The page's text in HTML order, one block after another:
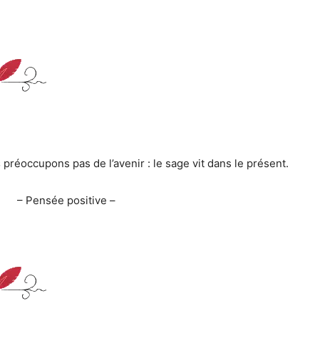
pas de l’avenir : le sage vit dans le présent.
– Pensée positive –